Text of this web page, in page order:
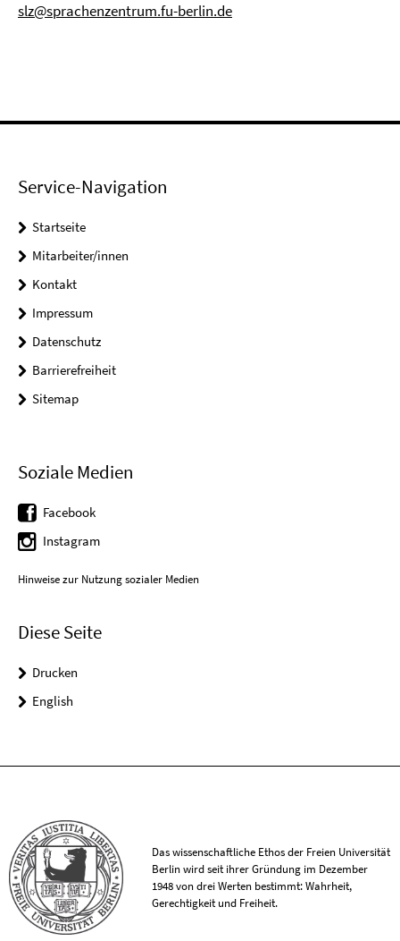
slz@sprachenzentrum.fu-berlin.de
Service-Navigation
Startseite
Mitarbeiter/innen
Kontakt
Impressum
Datenschutz
Barrierefreiheit
Sitemap
Soziale Medien
Facebook
Instagram
Hinweise zur Nutzung sozialer Medien
Diese Seite
Drucken
English
Das wissenschaftliche Ethos der Freien Universität
Berlin wird seit ihrer Gründung im Dezember
1948 von drei Werten bestimmt: Wahrheit,
Gerechtigkeit und Freiheit.